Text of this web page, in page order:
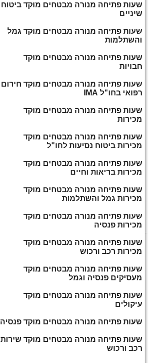
שעות פתיחה מנורה מבטחים מוקד ביטוח
שיניים
שעות פתיחה מנורה מבטחים מוקד גמל
והשתלמות
שעות פתיחה מנורה מבטחים מוקד
חבויות
שעות פתיחה מנורה מבטחים מוקד חירום
רפואי בחו"ל IMA
שעות פתיחה מנורה מבטחים מוקד
מכירות
שעות פתיחה מנורה מבטחים מוקד
מכירות ביטוח נסיעות לחו"ל
שעות פתיחה מנורה מבטחים מוקד
מכירות בריאות וחיים
שעות פתיחה מנורה מבטחים מוקד
מכירות גמל והשתלמות
שעות פתיחה מנורה מבטחים מוקד
מכירות פנסיה
שעות פתיחה מנורה מבטחים מוקד
מכירות רכב ורכוש
שעות פתיחה מנורה מבטחים מוקד
מעסיקים פנסיה וגמל
שעות פתיחה מנורה מבטחים מוקד
עיקולים
שעות פתיחה מנורה מבטחים מוקד פנסיה
שעות פתיחה מנורה מבטחים מוקד שירות
רכב ורכוש